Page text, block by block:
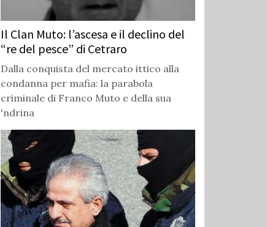
Il Clan Muto: l’ascesa e il declino del
“re del pesce” di Cetraro
Dalla conquista del mercato ittico alla
condanna per mafia: la parabola
criminale di Franco Muto e della sua
'ndrina